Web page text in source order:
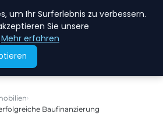
JOBS
Baufinanzierung
um Ihr Surferlebnis zu verbessern.
Sie unsere
Mehr erfahren